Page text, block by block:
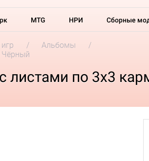
MTG НРИ Сборные
Альбомы
Чёрный
листами по 3x3